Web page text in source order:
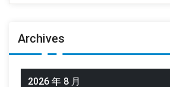
Archives
2026 年 8 月